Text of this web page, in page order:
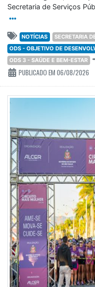
Secretaria de Serviços
NOTÍCIAS
SECRETARIA
ODS - OBJETIVO DE
ODS 3 - SAÚDE E BEM-ESTAR
PUBLICADO EM 06/08/2026